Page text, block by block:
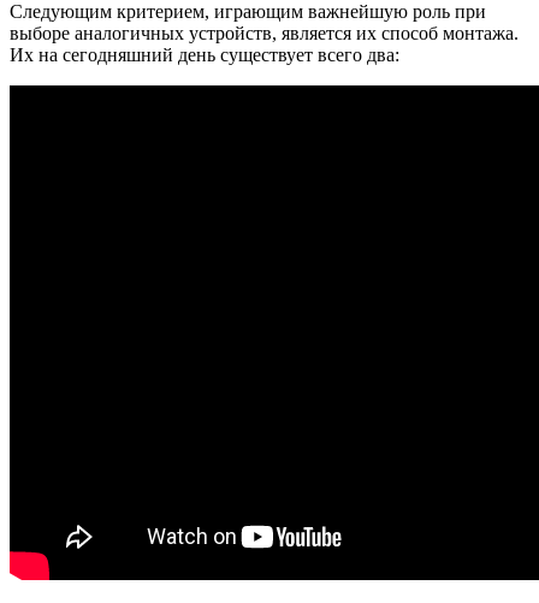
Следующим критерием, играющим важнейшую роль при
выборе аналогичных устройств, является их способ монтажа.
Их на сегодняшний день существует всего два: